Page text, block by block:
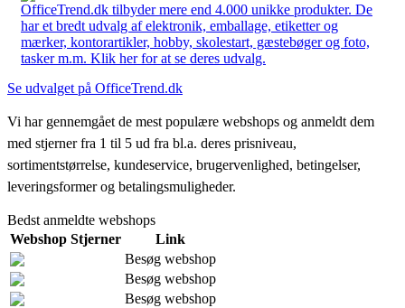
OfficeTrend.dk tilbyder mere end 4.000 unikke produkter. De
har et bredt udvalg af elektronik, emballage, etiketter og
mærker, kontorartikler, hobby, skolestart, gæstebøger og foto,
tasker m.m. Klik her for at se deres udvalg.
Se udvalget på OfficeTrend.dk
Vi har gennemgået de mest populære webshops og anmeldt dem
med stjerner fra 1 til 5 ud fra bl.a. deres prisniveau,
sortimentstørrelse, kundeservice, brugervenlighed, betingelser,
leveringsformer og betalingsmuligheder.
Bedst anmeldte webshops
Webshop Stjerner
Link
Besøg webshop
Besøg webshop
Besøg webshop